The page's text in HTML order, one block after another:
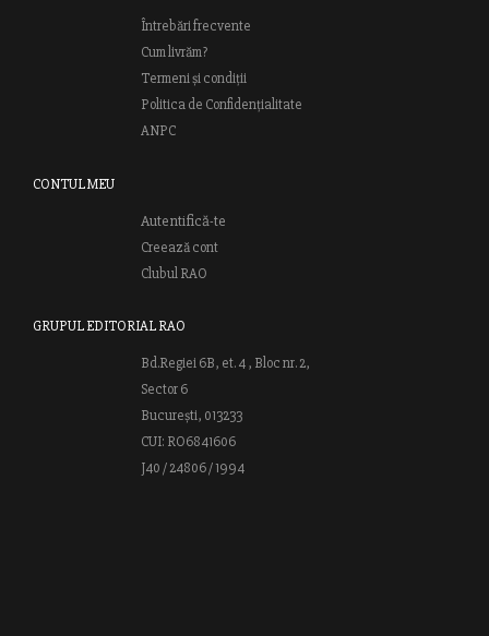
Întrebări frecvente
Cum livrăm?
Termeni și condiții
Politica de Confidențialitate
ANPC
CONTUL MEU
Autentifică-te
Creează cont
Clubul RAO
GRUPUL EDITORIAL RAO
Bd.Regiei 6B, et. 4 , Bloc nr. 2,
Sector 6
București, 013233
CUI: RO6841606
J40 / 24806 / 1994